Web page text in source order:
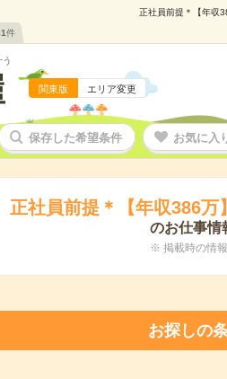
正社員前提＊【年収
件
関東版 エリア変更
保存した希望条件 お気に入
正社員前提＊【年収386
のお仕事情
※ 掲載時の情
お探しの